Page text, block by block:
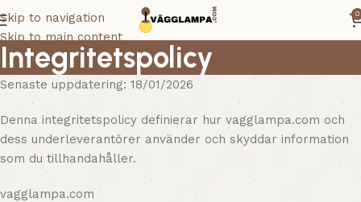
Skip to navigation
Skip to main content
0
Integritetspolicy
Senaste uppdatering: 18/01/2026
Denna integritetspolicy definierar hur vagglampa.com och
dess underleverantörer använder och skyddar information
som du tillhandahåller.
vagglampa.com